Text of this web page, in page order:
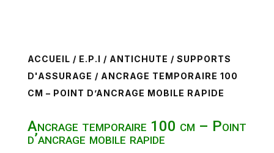
ACCUEIL / E.P.I / ANTICHUTE / SUPPORTS
D'ASSURAGE / ANCRAGE TEMPORAIRE 100
CM – POINT D’ANCRAGE MOBILE RAPIDE
Ancrage temporaire 100 cm – Point
d’ancrage mobile rapide